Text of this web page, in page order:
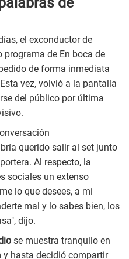
el exconductor de
de En boca de
de forma inmediata
vez, volvió a la pantalla
del público por última
querido salir al set junto
Al respecto, la
sociales un extenso
lo que desees, a mi
mal y lo sabes bien, los
dijo.
se muestra tranquilo en
hasta decidió compartir